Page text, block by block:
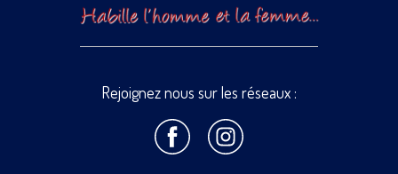
Rejoignez nous sur les réseaux :